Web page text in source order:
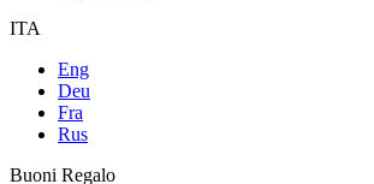
ITA
Eng
Deu
Fra
Rus
Buoni Regalo